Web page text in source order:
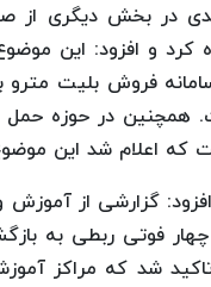
در بخش دیگری از
کرد و افزود: این
فروش بلیت مترو
که اعلام شد این
گزارشی از
فوتی ربطی به
تاکید شد که مراکز